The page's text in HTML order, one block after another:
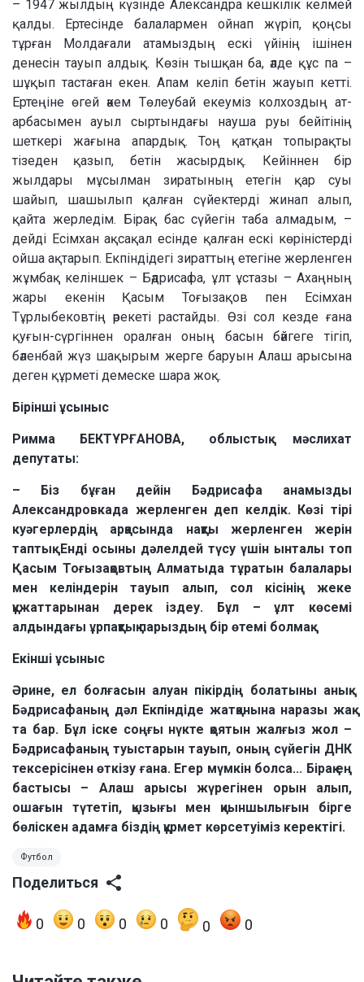
– 1947 жылдың күзінде Александра кешкілік келмей
қалды. Ертесінде балалармен ойнап жүріп, қоңсы
тұрған Молдағали атамыздың ескі үйінің ішінен
денесін тауып алдық. Көзін тышқан ба, әлде құс па –
шұқып тастаған екен. Апам келіп бетін жауып кетті.
Ертеңіне өгей әкем Төлеубай екеуміз колхоздың ат-
арбасымен ауыл сыртындағы науша руы бейітінің
шеткері жағына апардық. Тоң қатқан топырақты
тізеден қазып, бетін жасырдық. Кейіннен бір
жылдары мұсылман зиратының етегін қар суы
шайып, шашылып қалған сүйектерді жинап алып,
қайта жерледім. Бірақ бас сүйегін таба алмадым, –
дейді Есімхан ақсақал есінде қалған ескі көріністерді
ойша ақтарып. Екпіндідегі зираттың етегіне жерленген
жұмбақ келіншек – Бәдрисафа, ұлт ұстазы – Ахаңның
жары екенін Қасым Тоғызақов пен Есімхан
Тұрлыбековтің әрекеті растайды. Өзі сол кезде ғана
қуғын-сүргіннен оралған оның басын бәйгеге тігіп,
бәленбай жүз шақырым жерге баруын Алаш арысына
деген құрметі демеске шара жоқ.
Бірінші ұсыныс
Римма БЕКТҰРҒАНОВА, облыстық мәслихат
депутаты:
– Біз бұған дейін Бәдрисафа анамызды
Александровкада жерленген деп келдік. Көзі тірі
куәгерлердің арқасында нақты жерленген жерін
таптық. Енді осыны дәлелдей түсу үшін ынталы топ
Қасым Тоғызақовтың Алматыда тұратын балалары
мен келіндерін тауып алып, сол кісінің жеке
құжаттарынан дерек іздеу. Бұл – ұлт көсемі
алдындағы ұрпақтық парыздың бір өтемі болмақ.
Екінші ұсыныс
Әрине, ел болғасын алуан пікірдің болатыны анық.
Бәдрисафаның дәл Екпіндіде жатқанына наразы жақ
та бар. Бұл іске соңғы нүкте қоятын жалғыз жол –
Бәдрисафаның туыстарын тауып, оның сүйегін ДНК
тексерісінен өткізу ғана. Егер мүмкін болса... Бірақ ең
бастысы – Алаш арысы жүрегінен орын алып,
ошағын түтетіп, қызығы мен қиыншылығын бірге
бөліскен адамға біздің құрмет көрсетуіміз керектігі.
Футбол
Поделиться
0 0 0 0 0 0